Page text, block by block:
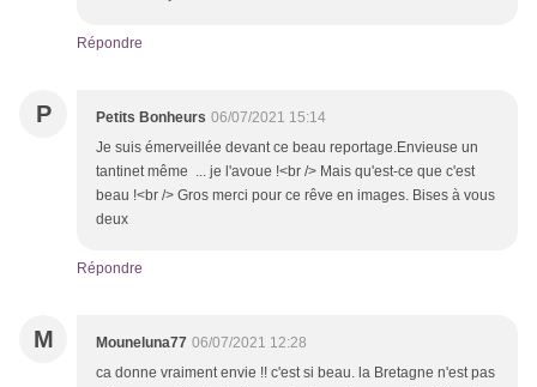
Répondre
P Petits Bonheurs 06/07/2021 15:14
Je suis émerveillée devant ce beau reportage.Envieuse un
tantinet même ... je l'avoue !<br /> Mais qu'est-ce que c'est
beau !<br /> Gros merci pour ce rêve en images. Bises à vous
deux
Répondre
M Mouneluna77 06/07/2021 12:28
ca donne vraiment envie !! c'est si beau. la Bretagne n'est pas